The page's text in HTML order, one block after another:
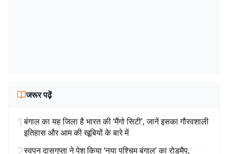
जरूर पढ़ें
1बंगाल का यह जिला है भारत की ‘मैंगो सिटी’, जानें इसका गौरवशाली
इतिहास और आम की खूबियों के बारे में
स्वपन दासगुप्ता ने पेश किया ‘नया पश्चिम बंगाल’ का रोडमैप,